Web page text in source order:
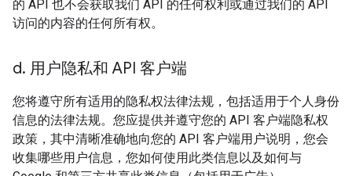
的 API 也不会获取我们 API 的任何权利或通过我们的 API
访问的内容的任何所有权。
d. 用户隐私和 API 客户端
您将遵守所有适用的隐私权法律法规，包括适用于个人身份
信息的法律法规。您应提供并遵守您的 API 客户端隐私权
政策，其中清晰准确地向您的 API 客户端用户说明，您会
收集哪些用户信息，您如何使用此类信息以及如何与